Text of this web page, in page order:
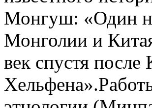
Монгуш: «Один
Монголии и
век спустя